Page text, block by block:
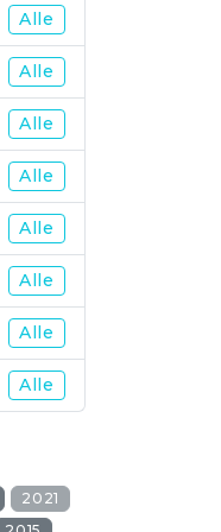
Alle
Alle
Alle
Alle
Alle
Alle
Alle
Alle
2021